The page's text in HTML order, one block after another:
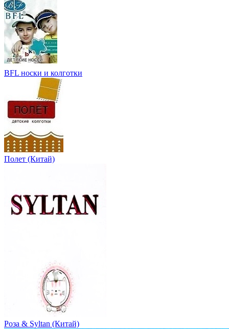
BFL носки и колготки
Полет (Китай)
Роза & Syltan (Китай)